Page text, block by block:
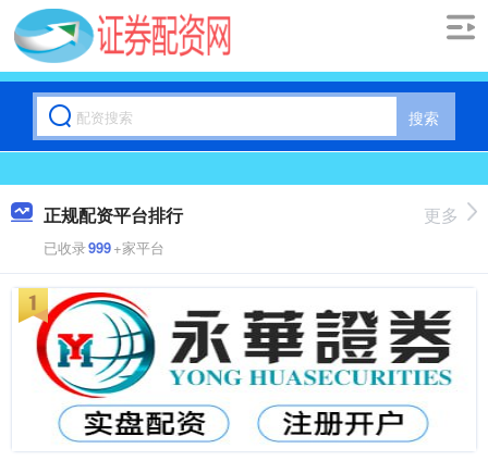
搜索
正规配资平台排行
已收录999+家平台
更多